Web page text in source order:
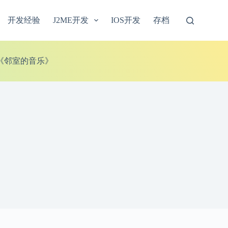
开发经验 J2ME开发 IOS开发 存档
室的音乐》